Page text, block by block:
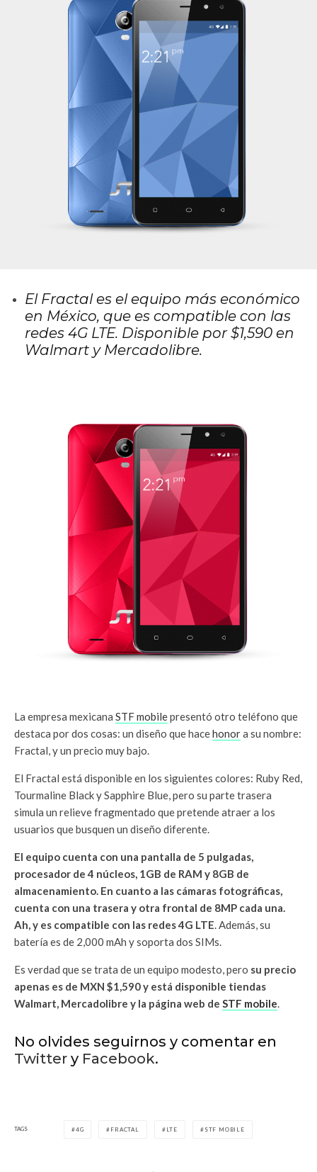
El Fractal es el equipo más económico
en México, que es compatible con las
redes 4G LTE. Disponible por $1,590 en
Walmart y Mercadolibre.
La empresa mexicana STF mobilepresentó otro teléfono que
destaca por dos cosas: un diseño que hacehonora su nombre:
Fractal, y un precio muy bajo.
El Fractal está disponible en los siguientes colores: Ruby Red,
Tourmaline Black y Sapphire Blue, pero su parte trasera
simula un relieve fragmentado que pretende atraer a los
usuarios que busquen un diseño diferente.
El equipo cuenta con una pantalla de 5 pulgadas,
procesador de 4 núcleos, 1GB de RAM y 8GB de
almacenamiento. En cuanto a las cámaras fotográficas,
cuenta con una trasera y otra frontal de 8MP cada una.
Ah, y es compatible con las redes 4G LTE . Además, su
batería es de 2,000 mAh y soporta dos SIMs.
Es verdad que se trata de un equipo modesto, pero su precio
apenas es de MXN $1,590 y está disponible tiendas
Walmart, Mercadolibre y la página web de STF mobile
No olvides seguirnos y comentar en
Twitter y Facebook.
TAGS 4G FRACTAL LTE STF MOBILE